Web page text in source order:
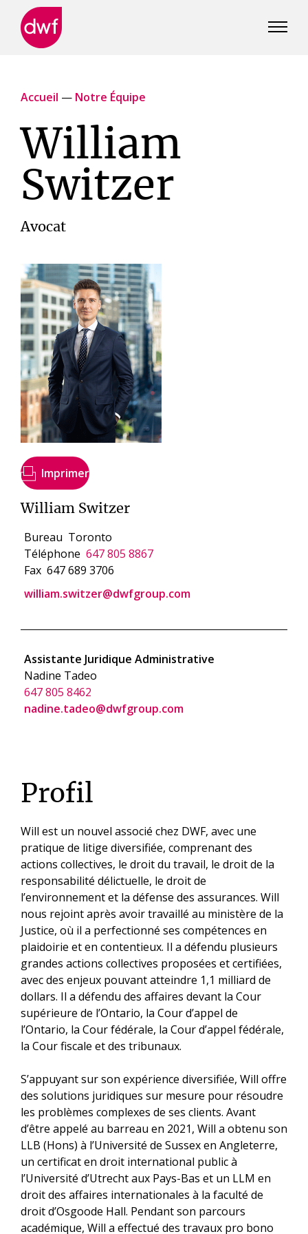
Accueil — Notre Équipe
William
Switzer
Avocat
Imprimer
William Switzer
Bureau Toronto
Téléphone 647 805 8867
Fax 647 689 3706
william.switzer@dwfgroup.com
Assistante Juridique Administrative
Nadine Tadeo
647 805 8462
nadine.tadeo@dwfgroup.com
Profil
Will est un nouvel associé chez DWF, avec une
pratique de litige diversifiée, comprenant des
actions collectives, le droit du travail, le droit de la
responsabilité délictuelle, le droit de
l’environnement et la défense des assurances. Will
nous rejoint après avoir travaillé au ministère de la
Justice, où il a perfectionné ses compétences en
plaidoirie et en contentieux. Il a défendu plusieurs
grandes actions collectives proposées et certifiées,
avec des enjeux pouvant atteindre 1,1 milliard de
dollars. Il a défendu des affaires devant la Cour
supérieure de l’Ontario, la Cour d’appel de
l’Ontario, la Cour fédérale, la Cour d’appel fédérale,
la Cour fiscale et des tribunaux.
S’appuyant sur son expérience diversifiée, Will offre
des solutions juridiques sur mesure pour résoudre
les problèmes complexes de ses clients. Avant
d’être appelé au barreau en 2021, Will a obtenu son
LLB (Hons) à l’Université de Sussex en Angleterre,
un certificat en droit international public à
l’Université d’Utrecht aux Pays-Bas et un LLM en
droit des affaires internationales à la faculté de
droit d’Osgoode Hall. Pendant son parcours
académique, Will a effectué des travaux pro bono